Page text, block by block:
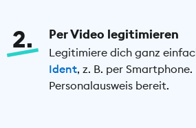
2 Per Video legitimieren
Legitimiere dich ganz
Ident, z. B. per
Personalausweis bereit.